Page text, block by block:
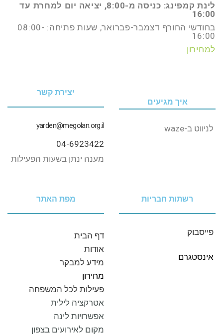
לינת קמפינג: כניסה מ-8:00, יציאה יום למחרת עד
16:00
בחודשי החורף דצמבר-פברואר, שעות פתיחה: 08:00-
16:00
למחירון
איך מגיעים
לניווט‭ ‬ב-‭‬waze‭ ‬
יצירת קשר
yarden@megolan.org.il
04-6923422
מענה ינתן בשעות הפעילות
רשתות חבריות
פייסבוק
אינסטגרם
מפת האתר
דף‭ ‬הבית
אודות
מידע‭ ‬למבקר
מחירון
פעילות לכל המשפחה
אטרקציה לילית
אפשרויות לינה
מקום לאירועים בצפון